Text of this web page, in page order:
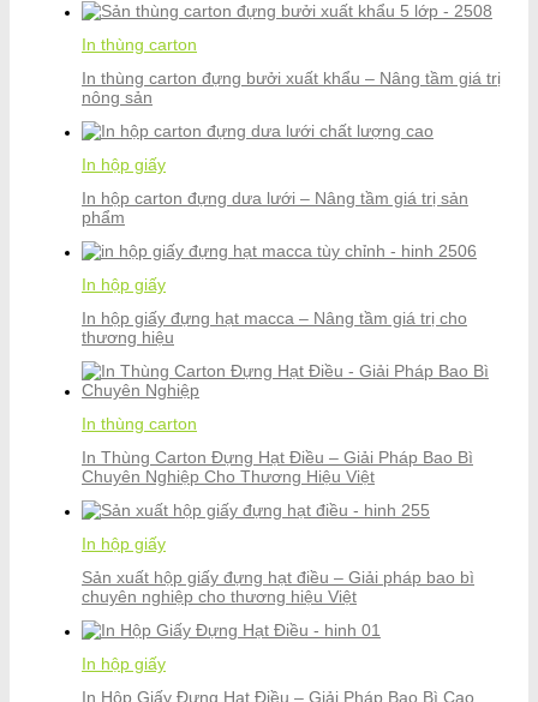
In thùng carton
In thùng carton đựng bưởi xuất khẩu – Nâng tầm giá trị
nông sản
In hộp giấy
In hộp carton đựng dưa lưới – Nâng tầm giá trị sản
phẩm
In hộp giấy
In hộp giấy đựng hạt macca – Nâng tầm giá trị cho
thương hiệu
In thùng carton
In Thùng Carton Đựng Hạt Điều – Giải Pháp Bao Bì
Chuyên Nghiệp Cho Thương Hiệu Việt
In hộp giấy
Sản xuất hộp giấy đựng hạt điều – Giải pháp bao bì
chuyên nghiệp cho thương hiệu Việt
In hộp giấy
In Hộp Giấy Đựng Hạt Điều – Giải Pháp Bao Bì Cao